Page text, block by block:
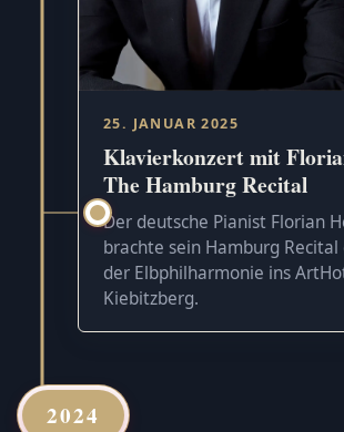
25. JANUAR 2025
Klavierkonzert mit
The Hamburg Recital
Der deutsche Pianist Florian
brachte sein Hamburg
der Elbphilharmonie ins
Kiebitzberg.
2024